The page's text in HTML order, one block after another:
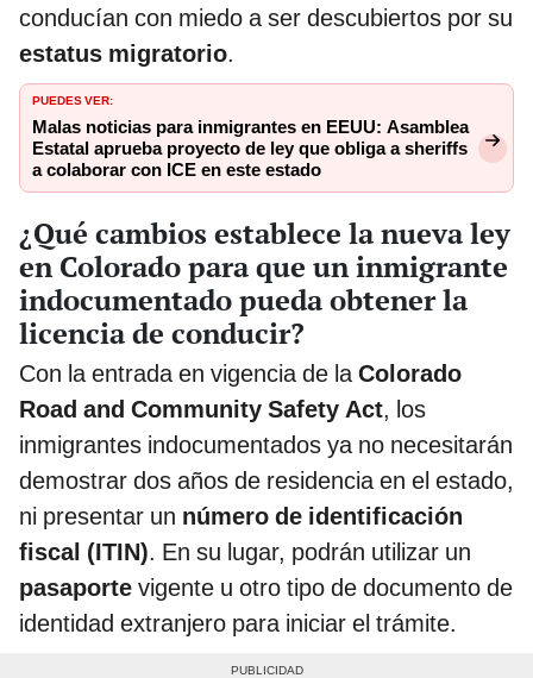
conducían con miedo a ser descubiertos por su
estatus migratorio.
PUEDES VER:
Malas noticias para inmigrantes en EEUU: Asamblea
Estatal aprueba proyecto de ley que obliga a sheriffs
a colaborar con ICE en este estado
¿Qué cambios establece la nueva ley
en Colorado para que un inmigrante
indocumentado pueda obtener la
licencia de conducir?
Con la entrada en vigencia de laColorado
Road and Community Safety Act, los
inmigrantes indocumentados ya no necesitarán
demostrar dos años de residencia en el estado,
ni presentar un número de identificación
fiscal (ITIN). En su lugar, podrán utilizar un
pasaporte vigente u otro tipo de documento de
identidad extranjero para iniciar el trámite.